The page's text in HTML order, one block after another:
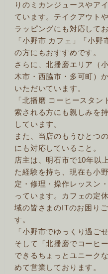
りのミカンジュースやア
ています。テイクアウト
ラッピングにも対応してお
「小野市 カフェ」「小
の方にもおすすめです。
さらに、北播磨エリア（
木市・西脇市・多可町）
いただいています。
「北播磨 コーヒースタ
索される方にも親しみを
しています。
また、当店のもうひとつ
にも対応していること。
店主は、明石市で10年以
た経験を持ち、現在も小
定・修理・操作レッスン
っています。カフェの定
域の皆さまのITのお困り
す。
「小野市でゆっくり過ご
そして「北播磨でコーヒ
できるちょっとユニーク
めて営業しております。